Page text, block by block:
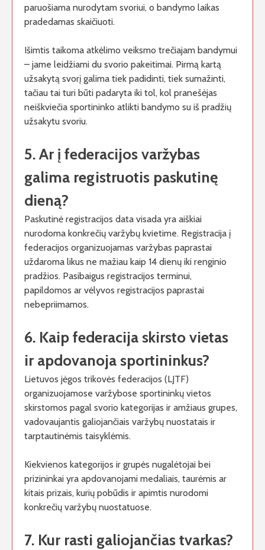
paruošiama nurodytam svoriui, o bandymo laikas
pradedamas skaičiuoti.
Išimtis taikoma atkėlimo veiksmo trečiajam bandymui
– jame leidžiami du svorio pakeitimai. Pirmą kartą
užsakytą svorį galima tiek padidinti, tiek sumažinti,
tačiau tai turi būti padaryta iki tol, kol pranešėjas
neiškviečia sportininko atlikti bandymo su iš pradžių
užsakytu svoriu.
5. Ar į federacijos varžybas
galima registruotis paskutinę
dieną?
Paskutinė registracijos data visada yra aiškiai
nurodoma konkrečių varžybų kvietime. Registracija į
federacijos organizuojamas varžybas paprastai
uždaroma likus ne mažiau kaip 14 dienų iki renginio
pradžios. Pasibaigus registracijos terminui,
papildomos ar vėlyvos registracijos paprastai
nebepriimamos.
6. Kaip federacija skirsto vietas
ir apdovanoja sportininkus?
Lietuvos jėgos trikovės federacijos (LJTF)
organizuojamose varžybose sportininkų vietos
skirstomos pagal svorio kategorijas ir amžiaus grupes,
vadovaujantis galiojančiais varžybų nuostatais ir
tarptautinėmis taisyklėmis.
Kiekvienos kategorijos ir grupės nugalėtojai bei
prizininkai yra apdovanojami medaliais, taurėmis ar
kitais prizais, kurių pobūdis ir apimtis nurodomi
konkrečių varžybų nuostatuose.
7. Kur rasti galiojančias tvarkas?